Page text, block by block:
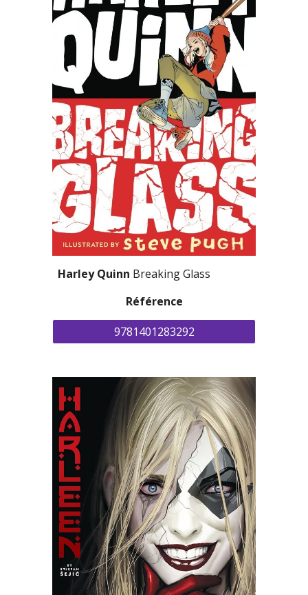
Harley Quinn Breaking Glass
Référence
9781401283292